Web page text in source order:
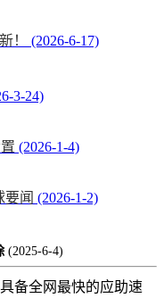
！
(2026-6-17)
3-24)
(2026-1-4)
要闻 (2026-1-2)
(2025-6-4)
备全网最快的应助速